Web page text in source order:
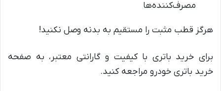
مصرف‌کننده‌ها
هرگز قطب مثبت را مستقیم به بدنه وصل نکنید!
برای خرید باتری با کیفیت و گارانتی معتبر، به صفحه
خرید باتری خودرو مراجعه کنید.